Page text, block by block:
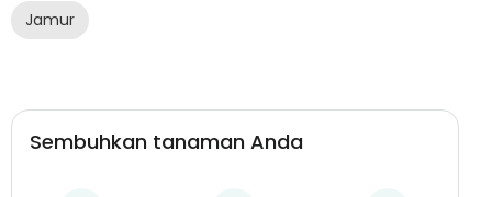
Jamur
Sembuhkan tanaman Anda